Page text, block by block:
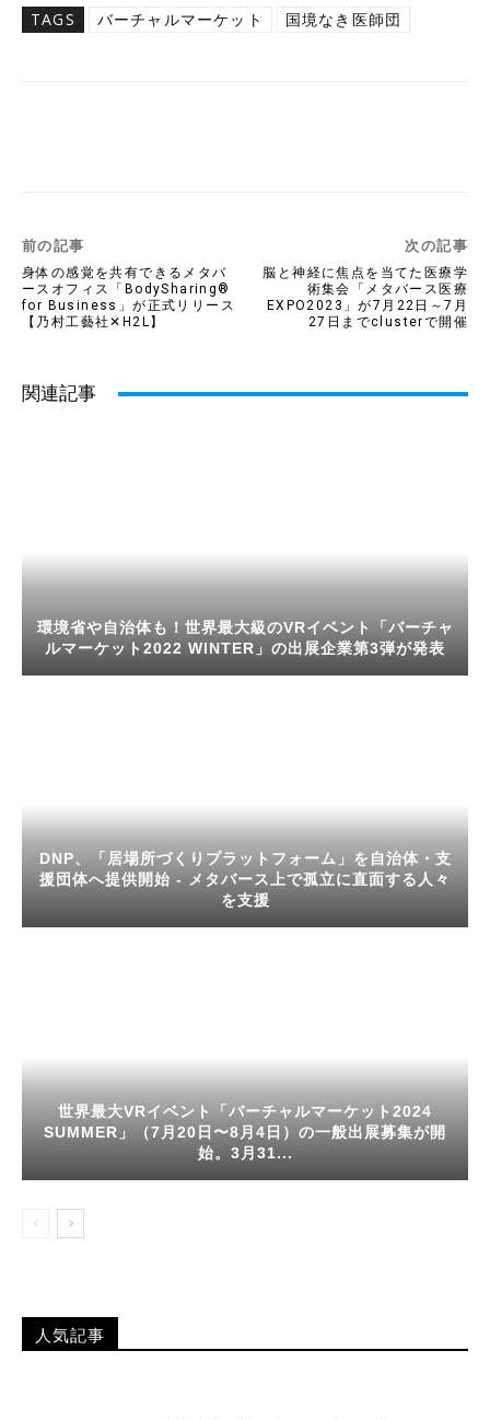
TAGS バーチャルマーケット 国境なき医師団
前の記事
身体の感覚を共有できるメタバ
ースオフィス「BodySharing®
for Business」が正式リリース
【乃村工藝社✕H2L】
次の記事
脳と神経に焦点を当てた医療学
術集会「メタバース医療
EXPO2023」が7月22日～7月
27日までclusterで開催
関連記事
環境省や自治体も！世界最大級のVRイベント「バーチャ
ルマーケット2022 WINTER」の出展企業第3弾が発表
DNP、「居場所づくりプラットフォーム」を自治体・支
援団体へ提供開始 - メタバース上で孤立に直面する人々
を支援
世界最大VRイベント「バーチャルマーケット2024
SUMMER」（7月20日〜8月4日）の一般出展募集が開
始。3月31...
人気記事